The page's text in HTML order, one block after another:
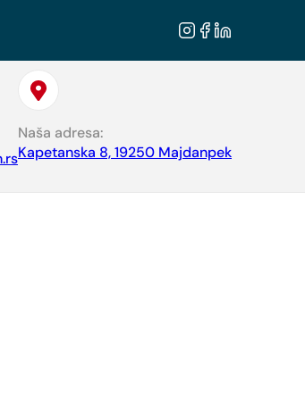
Naša adresa:
Kapetanska 8, 19250 Majdanpek